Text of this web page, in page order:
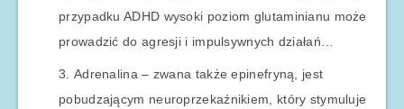
przypadku ADHD wysoki poziom glutaminianu może
prowadzić do agresji i impulsywnych działań…
Adrenalina – zwana także epinefryną, jest
pobudzającym neuroprzekaźnikiem, który stymuluje